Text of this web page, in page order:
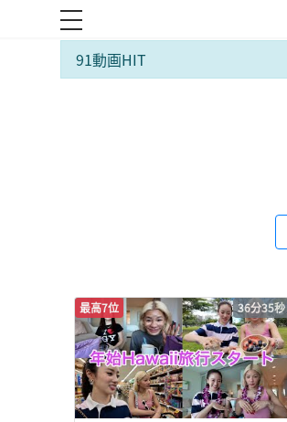
toggle navigation
91動画HIT
最高7位 36分35秒